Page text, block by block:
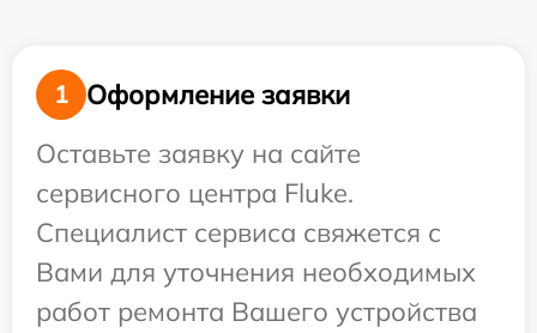
1
Оформление заявки
Оставьте заявку на сайте
сервисного центра Fluke.
Специалист сервиса свяжется с
Вами для уточнения необходимых
работ ремонта Вашего устройства